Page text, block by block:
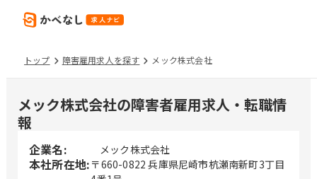
トップ 障害雇用求人を探す メック株式会社
メック株式会社の障害者雇用求人・転職情
報
企業名: メック株式会社
本社所在地: 〒660-0822 兵庫県尼崎市杭瀬南新町3丁目